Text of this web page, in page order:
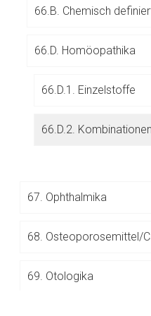
66.B. Chemisch
66.D. Homöopathika
66.D.1. Einzelstoffe
66.D.2. Kombinationen
67. Ophthalmika
68. Osteoporosemittel/
69. Otologika